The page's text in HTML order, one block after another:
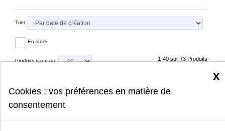
Trier
En stock
Produits par page 1-40 sur 73 Produits
Cookies : vos préférences en matière de
consentement
x